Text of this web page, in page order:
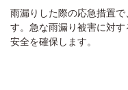
雨漏りした際の応急措置
す。急な雨漏り被害に対す
安全を確保します。